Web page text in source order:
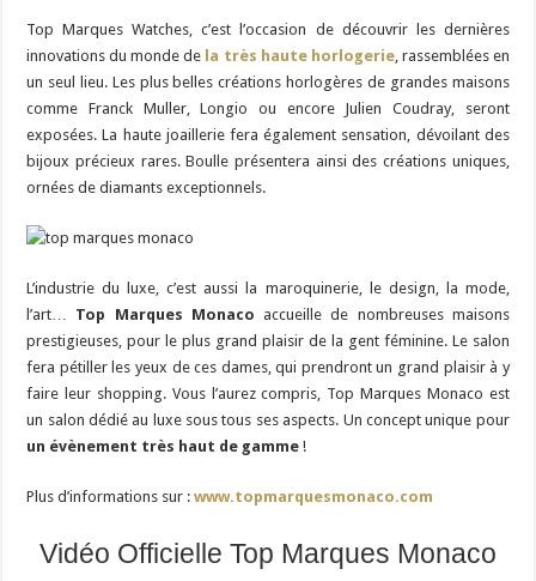
Top Marques Watches, c’est l’occasion de découvrir les dernières
innovations du monde de la très haute horlogerie, rassemblées en
un seul lieu. Les plus belles créations horlogères de grandes maisons
comme Franck Muller, Longio ou encore Julien Coudray, seront
exposées. La haute joaillerie fera également sensation, dévoilant des
bijoux précieux rares. Boulle présentera ainsi des créations uniques,
ornées de diamants exceptionnels.
L’industrie du luxe, c’est aussi la maroquinerie, le design, la mode,
l’art… Top Marques Monaco accueille de nombreuses maisons
prestigieuses, pour le plus grand plaisir de la gent féminine. Le salon
fera pétiller les yeux de ces dames, qui prendront un grand plaisir à y
faire leur shopping. Vous l’aurez compris, Top Marques Monaco est
un salon dédié au luxe sous tous ses aspects. Un concept unique pour
un évènement très haut de gamme !
Plus d’informations sur :www.topmarquesmonaco.com
Vidéo Officielle Top Marques Monaco